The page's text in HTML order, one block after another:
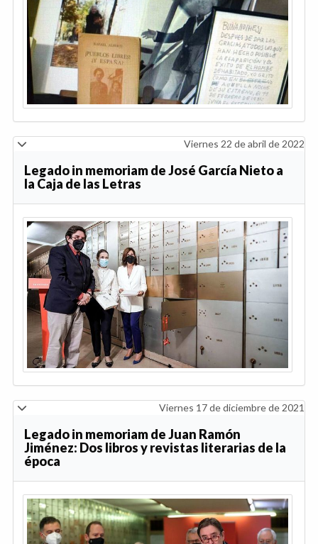
Viernes 22 de abril de 2022
Legado in memoriam de José García Nieto a
la Caja de las Letras
Viernes 17 de diciembre de 2021
Legado in memoriam de Juan Ramón
Jiménez: Dos libros y revistas literarias de la
época